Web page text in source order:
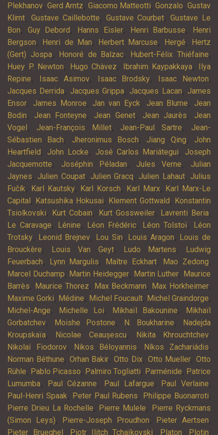
Plekhanov,Gerd Arntz, Giacomo Matteotti, Gonzalo,Gustav
Klimt, Gustave Caillebotte, Gustave Courbet,Gustave Le
Bon, Guy Debord , Hanns Eisler, Henri Barbusse,
Henri
Bergson, Henri de Man, Herbert Marcuse, Hergé,
Hertz
(Gert) Jospa, Honoré de Balzac, Hubert-Félix Thiéfaine,
Huey P. Newton, Hugo Chàvez, Ibrahim Kaypakkaya,
Ilya
Repine, Isaac Asimov, Isaac Brodsky, Isaac Newton,
Jacques Derrida, Jacques Grippa, Jacques Lacan, James
Ensor, James Monroe, Jan van Eyck, Jean Blume, Jean
Bodin, Jean Fonteyne, Jean Genet, Jean Jaurès, Jean
Vogel , Jean-François Millet, Jean-Paul Sartre, Jean-
Sébastien Bach, Jheronimus Bosch, Jiang Qing, John
Heartfield , John Locke, José Carlos Mariátegui, Joseph
Jacquemotte, Joséphin Péladan, Jules Verne, Julian
Jaynes, Julien Coupat, Julien Gracq, Julien Lahaut, Julius
Fučík, Karl Kautsky, Karl Korsch, Karl Marx, Karl Marx-Le
Capital , Katsushika Hokusai, Klement Gottwald , Konstantin
Tsiolkovski, Kurt Cobain, Kurt Gossweiler, Lavrenti Beria,
Le Caravage, Lénine, Léon Frédéric, Léon Tolstoï,
Léon
Trotsky, Leonid Brejnev, Lou Sin, Louis Aragon, Louis de
Brouckère, Louis Van Geyt, Ludo Martens,
Ludwig
Feuerbach, Lynn Margulis, Maître Eckhart, Mao Zedong,
Marcel Duchamp, Martin Heidegger, Martin Luther, Maurice
Barrès, Maurice Thorez, Max Beckmann, Max Horkheimer,
Maxime Gorki, Médine, Michel Foucault, Michel Graindorge,
Michel-Ange, Michelle Loi, Mikhaïl Bakounine,
Mikhaïl
Gorbatchev, Moishe Postone, N. Boukharine,
Nadejda
Kroupskaïa, Nicolae Ceaușescu, Nikita Khrouchtchev,
Nikolaï Fiodorov, Nikos Béloyannis, Níkos Zachariádis,
Norman Béthune, Orhan Bakir, Otto Dix, Otto Mueller, Otto
Rühle, Pablo Picasso, Palmiro Togliatti, Parménide, Patrice
Lumumba, Paul Cézanne, Paul Lafargue, Paul Verlaine,
Paul-Henri Spaak, Peter Paul Rubens, Philippe Buonarroti,
Pierre Drieu La Rochelle, Pierre Mulele,
Pierre Ryckmans
(Simon Leys), Pierre-Joseph Proudhon, Pieter Aertsen,
Pieter Brueghel , Piotr Ilitch Tchaïkovski, Platon, Plotin,